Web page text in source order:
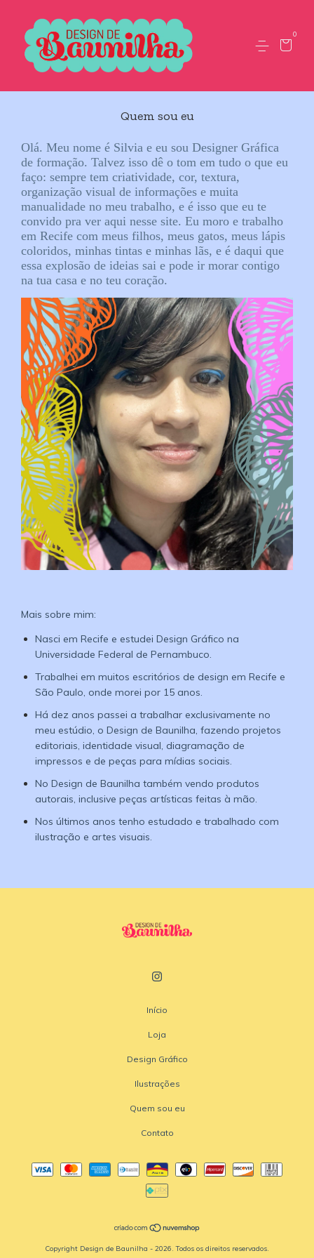
0
Quem sou eu
Olá. Meu nome é Silvia e eu sou Designer Gráfica
de formação. Talvez isso dê o tom em tudo o que eu
faço: sempre tem criatividade, cor, textura,
organização visual de informações e muita
manualidade no meu trabalho, e é isso que eu te
convido pra ver aqui nesse site. Eu moro e trabalho
em Recife com meus filhos, meus gatos, meus lápis
coloridos, minhas tintas e minhas lãs, e é daqui que
essa explosão de ideias sai e pode ir morar contigo
na tua casa e no teu coração.
Mais sobre mim:
Nasci em Recife e estudei Design Gráfico na
Universidade Federal de Pernambuco.
Trabalhei em muitos escritórios de design em Recife e
São Paulo, onde morei por 15 anos.
Há dez anos passei a trabalhar exclusivamente no
meu estúdio, o Design de Baunilha, fazendo projetos
editoriais, identidade visual, diagramação de
impressos e de peças para mídias sociais.
No Design de Baunilha também vendo produtos
autorais, inclusive peças artísticas feitas à mão.
Nos últimos anos tenho estudado e trabalhado com
ilustração e artes visuais.
Início
Loja
Design Gráfico
Ilustrações
Quem sou eu
Contato
Copyright Design de Baunilha - 2026. Todos os direitos reservados.